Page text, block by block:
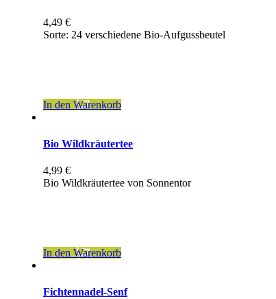
4,49 €
Sorte: 24 verschiedene Bio-Aufgussbeutel
In den Warenkorb
Bio Wildkräutertee
4,99 €
Bio Wildkräutertee von Sonnentor
In den Warenkorb
Fichtennadel-Senf